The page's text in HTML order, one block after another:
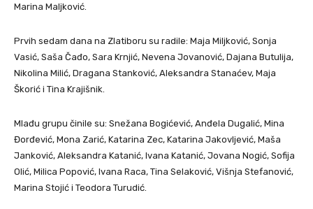
Marina Maljković.
Prvih sedam dana na Zlatiboru su radile: Maja Miljković, Sonja
Vasić, Saša Čađo, Sara Krnjić, Nevena Jovanović, Dajana Butulija,
Nikolina Milić, Dragana Stanković, Aleksandra Stanaćev, Maja
Škorić i Tina Krajišnik.
Mlađu grupu činile su: Snežana Bogićević, Anđela Dugalić, Mina
Đorđević, Mona Zarić, Katarina Zec, Katarina Jakovljević, Maša
Janković, Aleksandra Katanić, Ivana Katanić, Jovana Nogić, Sofija
Olić, Milica Popović, Ivana Raca, Tina Selaković, Višnja Stefanović,
Marina Stojić i Teodora Turudić.